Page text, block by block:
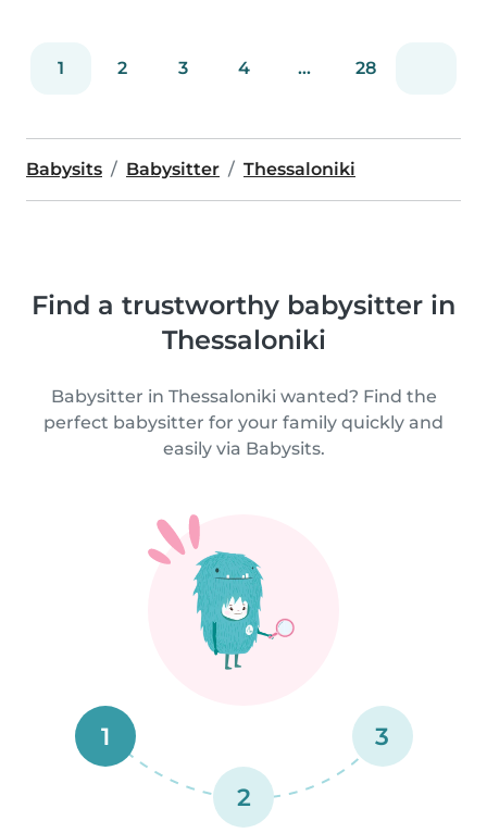
1 2 3 4 ... 28
Babysits Babysitter Thessaloniki
Find a trustworthy babysitter in
Thessaloniki
Babysitter in Thessaloniki wanted? Find the
perfect babysitter for your family quickly and
easily via Babysits.
1
2
3